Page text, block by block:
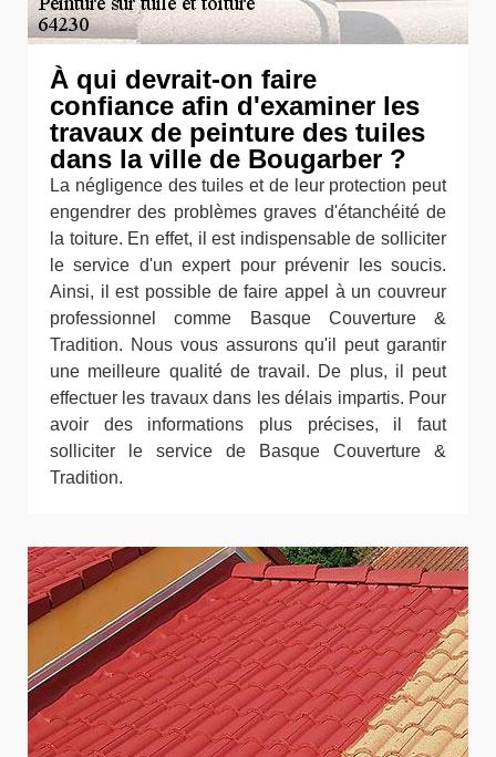
À qui devrait-on faire
confiance afin d'examiner les
travaux de peinture des tuiles
dans la ville de Bougarber ?
La négligence des tuiles et de leur protection peut
engendrer des problèmes graves d'étanchéité de
la toiture. En effet, il est indispensable de solliciter
le service d'un expert pour prévenir les soucis.
Ainsi, il est possible de faire appel à un couvreur
professionnel comme Basque Couverture &
Tradition. Nous vous assurons qu'il peut garantir
une meilleure qualité de travail. De plus, il peut
effectuer les travaux dans les délais impartis. Pour
avoir des informations plus précises, il faut
solliciter le service de Basque Couverture &
Tradition.